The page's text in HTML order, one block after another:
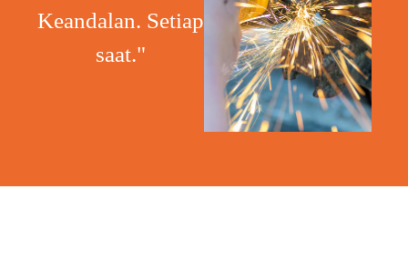
Keandalan. Setiap
saat."